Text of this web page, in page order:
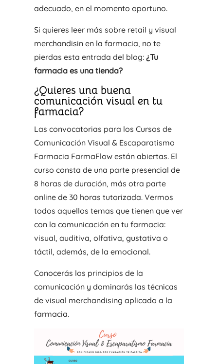
adecuado, en el momento oportuno.
Si quieres leer más sobre retail y visual
merchandisin en la farmacia, no te
pierdas esta entrada del blog: ¿Tu
farmacia es una tienda?
¿Quieres una buena
comunicación visual en tu
farmacia?
Las convocatorias para los Cursos de
Comunicación Visual & Escaparatismo
Farmacia FarmaFlow están abiertas. El
curso consta de una parte presencial de
8 horas de duración, más otra parte
online de 30 horas tutorizada. Vermos
todos aquellos temas que tienen que ver
con la comunicación en tu farmacia:
visual, auditiva, olfativa, gustativa o
táctil, además, de la emocional.
Conocerás los principios de la
comunicación y dominarás las técnicas
de visual merchandising aplicado a la
farmacia.